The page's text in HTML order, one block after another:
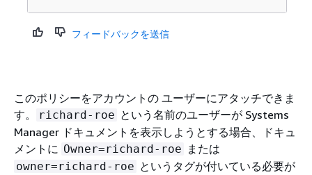
フィードバックを送信
このポリシーをアカウントの ユーザーにアタッチできま
す。
richard-roe という名前のユーザーが Systems
Manager ドキュメントを表示しようとする場合、ドキュ
メントに Owner=richard-roe または
owner=richard-roe というタグが付いている必要が